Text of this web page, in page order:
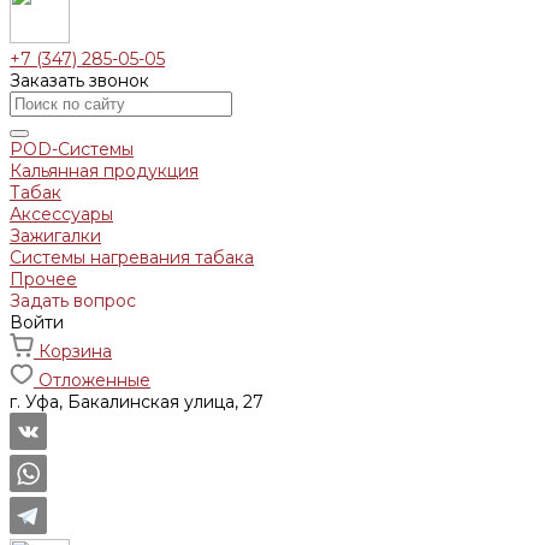
+7 (347) 285-05-05
Заказать звонок
POD-Системы
Кальянная продукция
Табак
Аксессуары
Зажигалки
Системы нагревания табака
Прочее
Задать вопрос
Войти
Корзина
Отложенные
г. Уфа, Бакалинская улица, 27